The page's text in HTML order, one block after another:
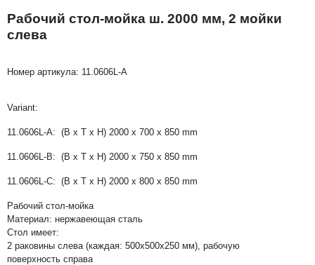
Рабочий стол-мойка ш. 2000 мм, 2 мойки
слева
Номер артикула: 11.0606L-A
Variant:
11.0606L-A: (B x T x H) 2000 x 700 x 850 mm
11.0606L-B: (B x T x H) 2000 x 750 x 850 mm
11.0606L-C: (B x T x H) 2000 x 800 x 850 mm
Рабочий стол-мойка
Материал: нержавеющая сталь
Стол имеет:
2 раковины слева (каждая: 500х500х250 мм), рабочую
поверхность справа